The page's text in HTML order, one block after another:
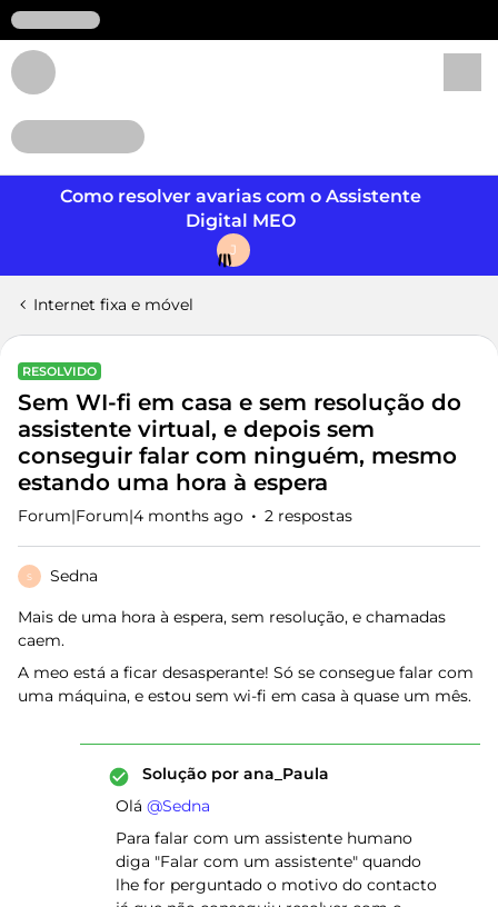
Como resolver avarias com o Assistente
Digital MEO
J
Internet fixa e móvel
RESOLVIDO
Sem WI-fi em casa e sem resolução do
assistente virtual, e depois sem
conseguir falar com ninguém, mesmo
estando uma hora à espera
Forum|Forum|4 months ago 2 respostas
S Sedna
Mais de uma hora à espera, sem resolução, e chamadas
caem.
A meo está a ficar desasperante! Só se consegue falar com
uma máquina, e estou sem wi-fi em casa à quase um mês.
Solução por ana_Paula
Olá ​ @Sedna
Para falar com um assistente humano
diga "Falar com um assistente" quando
lhe for perguntado o motivo do contacto